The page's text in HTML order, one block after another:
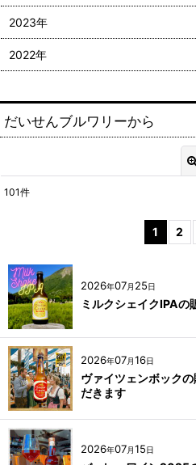
だいせんブルワリーから
絞り
101件
1 2
2026年07月 25日
ミルクシェイクIPAの
2026年07月16日
ヴァイツェンボック
だきます
2026年07月15日
2023年
2022年